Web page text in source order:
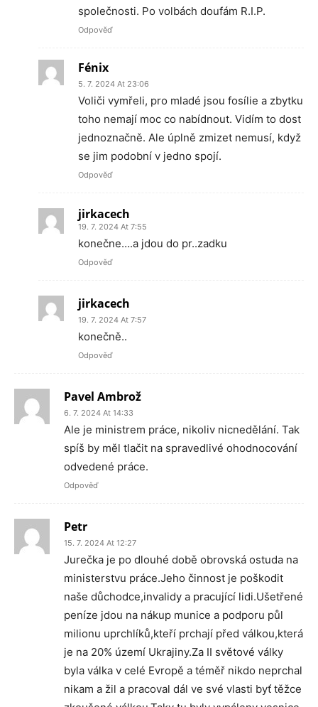
společnosti. Po volbách doufám R.I.P.
Odpověď
Fénix
5. 7. 2024 At 23:06
Voliči vymřeli, pro mladé jsou fosílie a zbytku
toho nemají moc co nabídnout. Vidím to dost
jednoznačně. Ale úplně zmizet nemusí, když
se jim podobní v jedno spojí.
Odpověď
jirkacech
19. 7. 2024 At 7:55
konečne….a jdou do pr..zadku
Odpověď
jirkacech
19. 7. 2024 At 7:57
konečně..
Odpověď
Pavel Ambrož
6. 7. 2024 At 14:33
Ale je ministrem práce, nikoliv nicnedělání. Tak
spíš by měl tlačit na spravedlivé ohodnocování
odvedené práce.
Odpověď
Petr
15. 7. 2024 At 12:27
Jurečka je po dlouhé době obrovská ostuda na
ministerstvu práce.Jeho činnost je poškodit
naše důchodce,invalidy a pracující lidi.Ušetřené
peníze jdou na nákup munice a podporu půl
milionu uprchlíků,kteří prchají před válkou,která
je na 20% území Ukrajiny.Za II světové války
byla válka v celé Evropě a téměř nikdo neprchal
nikam a žil a pracoval dál ve své vlasti byť těžce